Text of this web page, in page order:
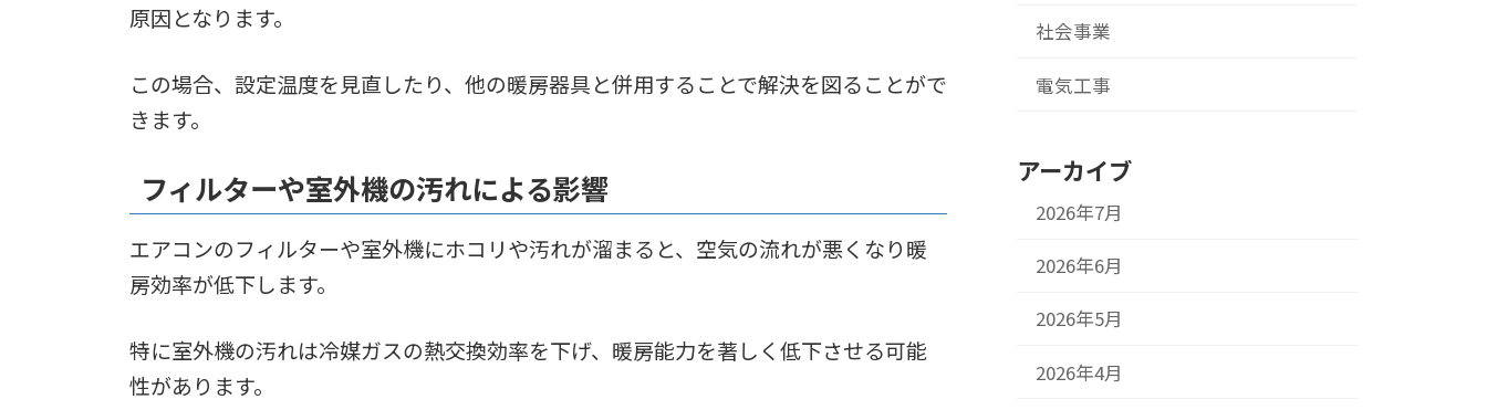
原因となります。
この場合、設定温度を見直したり、他の暖房器具と併用することで解決を図ることがで
きます。
フィルターや室外機の汚れによる影響
エアコンのフィルターや室外機にホコリや汚れが溜まると、空気の流れが悪くなり暖
房効率が低下します。
特に室外機の汚れは冷媒ガスの熱交換効率を下げ、暖房能力を著しく低下させる可能
性があります。
社会事業
電気工事
アーカイブ
2026年7月
2026年6月
2026年5月
2026年4月